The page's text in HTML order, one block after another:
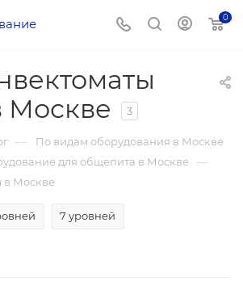
0
Москве
3
— По видам оборудования в Москве
для общепита в Москве —
в Москве
7 уровней